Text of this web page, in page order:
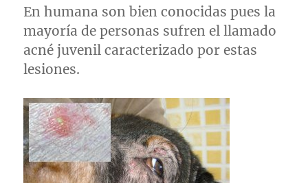
En humana son bien conocidas pues la
mayoría de personas sufren el llamado
acné juvenil caracterizado por estas
lesiones.